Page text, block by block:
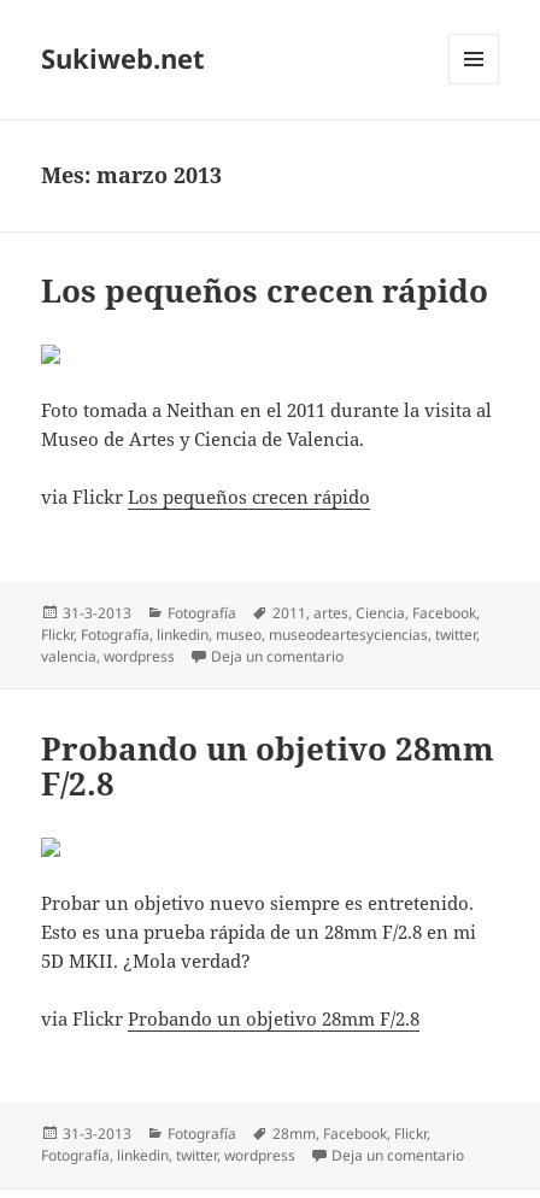
Sukiweb.net
Mes:marzo 2013
Los pequeños crecen rápido
Foto tomada a Neithan en el 2011 durante la visita al
Museo de Artes y Ciencia de Valencia.
via FlickrLos pequeños crecen rápido
Publicado
el
31-3-2013 Categorías
Fotografía Etiquetas
2011,artes,Ciencia, Facebook,
Flickr, Fotografí­a, linkedin, museo, museodeartesyciencias,twitter,
valencia,wordpress Deja un comentarioen Los pequeños crecen
Probando un objetivo 28mm
F/2.8
Probar un objetivo nuevo siempre es entretenido.
Esto es una prueba rápida de un 28mm F/2.8 en mi
5D MKII. ¿Mola verdad?
via FlickrProbando un objetivo 28mm F/2.8
Publicado
el
31-3-2013 Categorías
Fotografía Etiquetas
28mm, Facebook, Flickr,
Fotografí­a, linkedin,twitter,wordpress Deja un comentarioen